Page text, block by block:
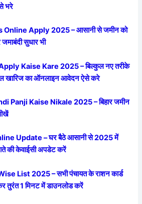
भरे
Apply 2025 – आसानी से जमीन को
सुधार भी
Kaise Kare 2025 – बिल्कुल नए तरीके
खारिज का ऑनलाइन आवेदन ऐसे करे
Panji Kaise Nikale 2025 – बिहार जमीन
Update – घर बैठे आसानी से 2025 में
की केवाईसी अपडेट करें
List 2025 – सभी पंचायत के राशन कार्ड
तुरंत 1 मिनट में डाउनलोड करें